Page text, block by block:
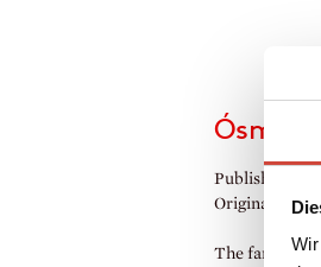
Ósmann
Published by
Original Title:
The far north